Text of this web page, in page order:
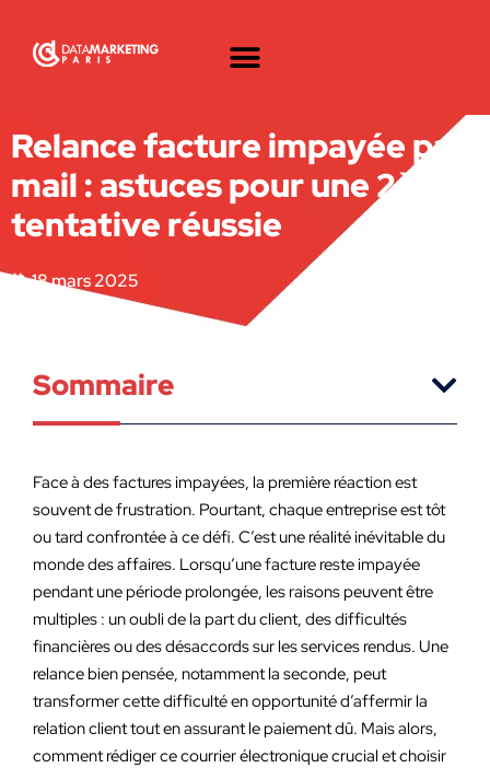
Relance facture impayée par
mail : astuces pour une 2ème
tentative réussie
18 mars 2025
Sommaire
Face à des factures impayées, la première réaction est
souvent de frustration. Pourtant, chaque entreprise est tôt
ou tard confrontée à ce défi. C’est une réalité inévitable du
monde des affaires. Lorsqu’une facture reste impayée
pendant une période prolongée, les raisons peuvent être
multiples : un oubli de la part du client, des difficultés
financières ou des désaccords sur les services rendus. Une
relance bien pensée, notamment la seconde, peut
transformer cette difficulté en opportunité d’affermir la
relation client tout en assurant le paiement dû. Mais alors,
comment rédiger ce courrier électronique crucial et choisir